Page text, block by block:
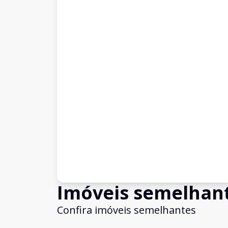
Imóveis
Confira imóveis semelhantes